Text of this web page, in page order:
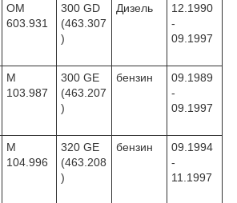
OM
603.931
300 GD
(463.307
)
Дизель
12.1990
-
09.1997
M
103.987
300 GE
(463.207
)
бензин
09.1989
-
09.1997
M
104.996
320 GE
(463.208
)
бензин
09.1994
-
11.1997